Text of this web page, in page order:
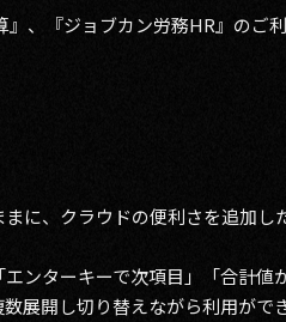
、『ジョブカン労務HR』のご
に、クラウドの便利さを追加
ンターキーで次項目」「合計値
展開し切り替えながら利用がで